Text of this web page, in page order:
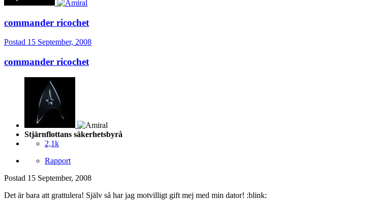
commander ricochet
Postad 15 September, 2008
commander ricochet
Stjärnflottans säkerhetsbyrå
2,1k
Rapport
Postad 15 September, 2008
Det är bara att grattulera! Själv så har jag motvilligt gift mej med min dator! :blink: